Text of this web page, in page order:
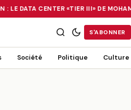
: LE DATA CENTER «TIER III» DE
«TIER III» DE MOHAMMADIA, UN
S'ABONNER
Société Politique Culture